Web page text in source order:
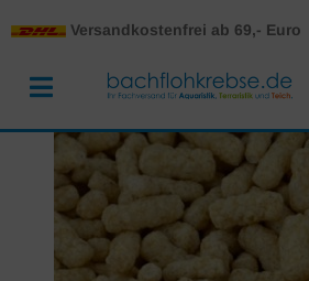
Versandkostenfrei ab 69,- Euro